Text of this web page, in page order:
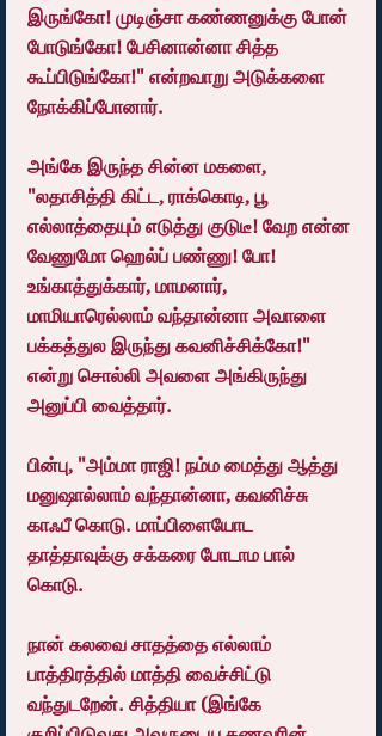
இருங்கோ! முடிஞ்சா கண்ணனுக்கு போன்
போடுங்கோ! பேசினான்னா சித்த
கூப்பிடுங்கோ!" என்றவாறு அடுக்களை
நோக்கிப்போனார்.
அங்கே இருந்த சின்ன மகளை,
"லதாசித்தி கிட்ட, ராக்கொடி, பூ
எல்லாத்தையும் எடுத்து குடுடீ! வேற என்ன
வேணுமோ ஹெல்ப் பண்ணு! போ!
உங்காத்துக்கார், மாமனார்,
மாமியாரெல்லாம் வந்தான்னா அவாளை
பக்கத்துல இருந்து கவனிச்சிக்கோ!"
என்று சொல்லி அவளை அங்கிருந்து
அனுப்பி வைத்தார்.
பின்பு, "அம்மா ராஜி! நம்ம மைத்து ஆத்து
மனுஷால்லாம் வந்தான்னா, கவனிச்சு
காஃபீ கொடு. மாப்பிளையோட
தாத்தாவுக்கு சக்கரை போடாம பால்
கொடு.
நான் கலவை சாதத்தை எல்லாம்
பாத்திரத்தில் மாத்தி வைச்சிட்டு
வந்துடறேன். சித்தியா (இங்கே